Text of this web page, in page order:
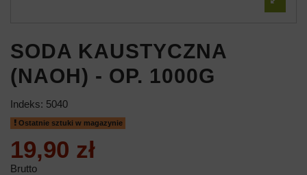
SODA KAUSTYCZNA
(NAOH) - OP. 1000G
Indeks: 5040
Ostatnie sztuki w magazynie
19,90 zł
Brutto